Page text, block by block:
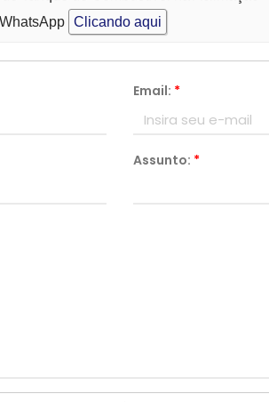
Clicando aqui
Email: *
Assunto: *